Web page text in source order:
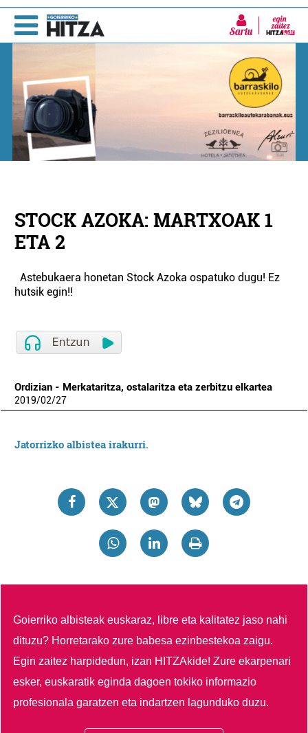
Sartu
STOCK AZOKA: MARTXOAK 1
ETA 2
Astebukaera honetan Stock Azoka ospatuko dugu! Ez
hutsik egin!!
Ordizian - Merkataritza, ostalaritza eta zerbitzu elkartea
2019/02/27
Jatorrizko albistea irakurri.
Goierriko albisteak euskaraz, libre eta kalitatez jaso nahi
dituzu? Horretarako zure babesa ezinbestekoa zaigu.
Egin zaitez harpidedun, izan HITZAkide!Zure ekarpenari
esker, euskaratik eginda dagoen tokiko informazio
profesionala garatzen eta indartzen lagunduko duzu.